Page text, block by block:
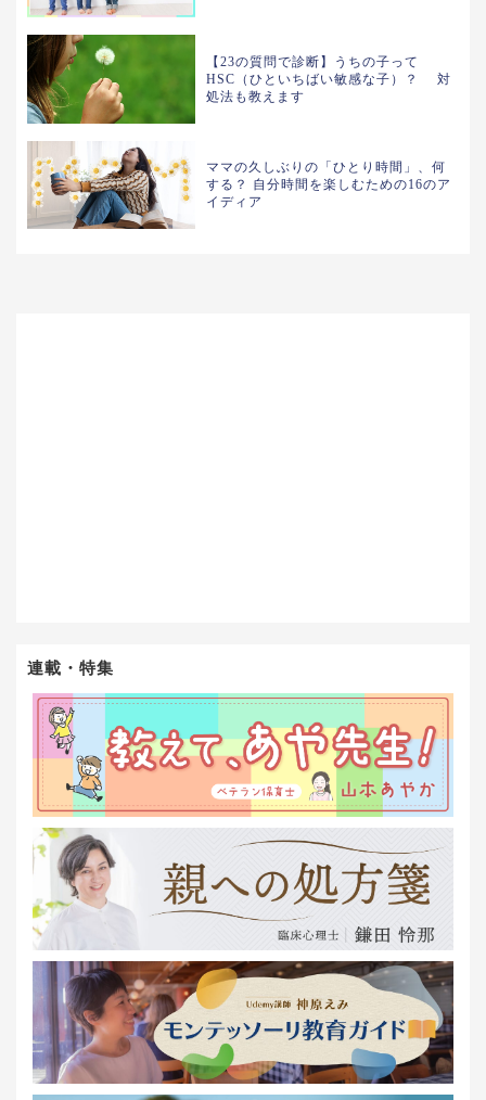
【23の質問で診断】うちの子って
HSC（ひといちばい敏感な子）？ 対
処法も教えます
ママの久しぶりの「ひとり時間」、何
する？ 自分時間を楽しむための16のア
イディア
連載・特集